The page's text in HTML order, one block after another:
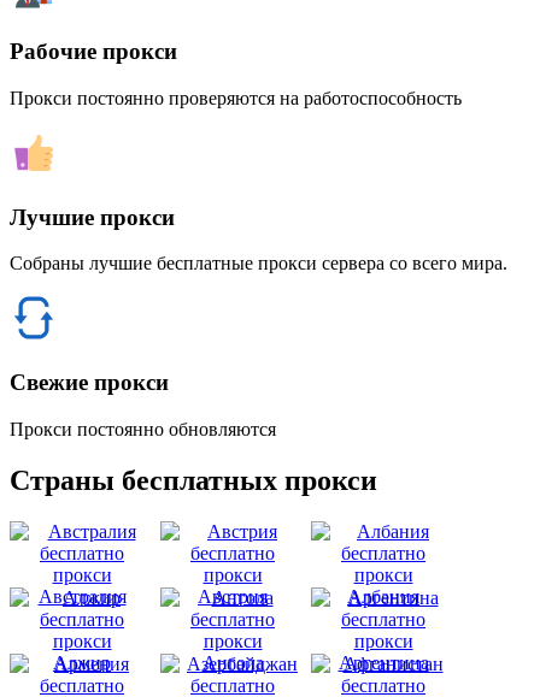
Рабочие прокси
Прокси постоянно проверяются на работоспособность
Лучшие прокси
Собраны лучшие бесплатные прокси сервера со всего мира.
Свежие прокси
Прокси постоянно обновляются
Страны бесплатных прокси
Австралия Австрия Албания
Алжир Ангола Аргентина